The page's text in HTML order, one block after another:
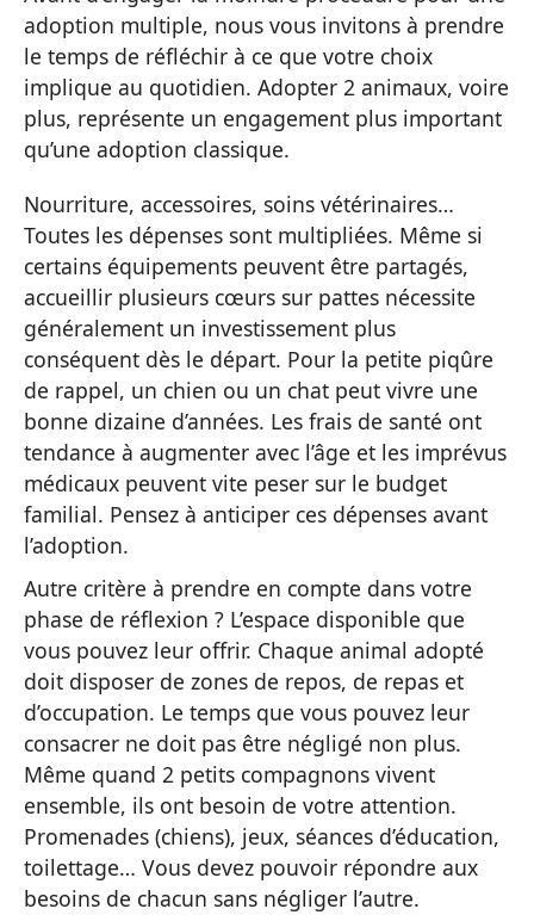
adoption multiple, nous vous invitons à prendre
le temps de réfléchir à ce que votre choix
implique au quotidien. Adopter 2 animaux, voire
plus, représente un engagement plus important
qu’une adoption classique.
Nourriture, accessoires, soins vétérinaires…
Toutes les dépenses sont multipliées. Même si
certains équipements peuvent être partagés,
accueillir plusieurs cœurs sur pattes nécessite
généralement un investissement plus
conséquent dès le départ. Pour la petite piqûre
de rappel, un chien ou un chat peut vivre une
bonne dizaine d’années. Les frais de santé ont
tendance à augmenter avec l’âge et les imprévus
médicaux peuvent vite peser sur le budget
familial. Pensez à anticiper ces dépenses avant
l’adoption.
Autre critère à prendre en compte dans votre
phase de réflexion ? L’espace disponible que
vous pouvez leur offrir. Chaque animal adopté
doit disposer de zones de repos, de repas et
d’occupation. Le temps que vous pouvez leur
consacrer ne doit pas être négligé non plus.
Même quand 2 petits compagnons vivent
ensemble, ils ont besoin de votre attention.
Promenades (chiens), jeux, séances d’éducation,
toilettage… Vous devez pouvoir répondre aux
besoins de chacun sans négliger l’autre.